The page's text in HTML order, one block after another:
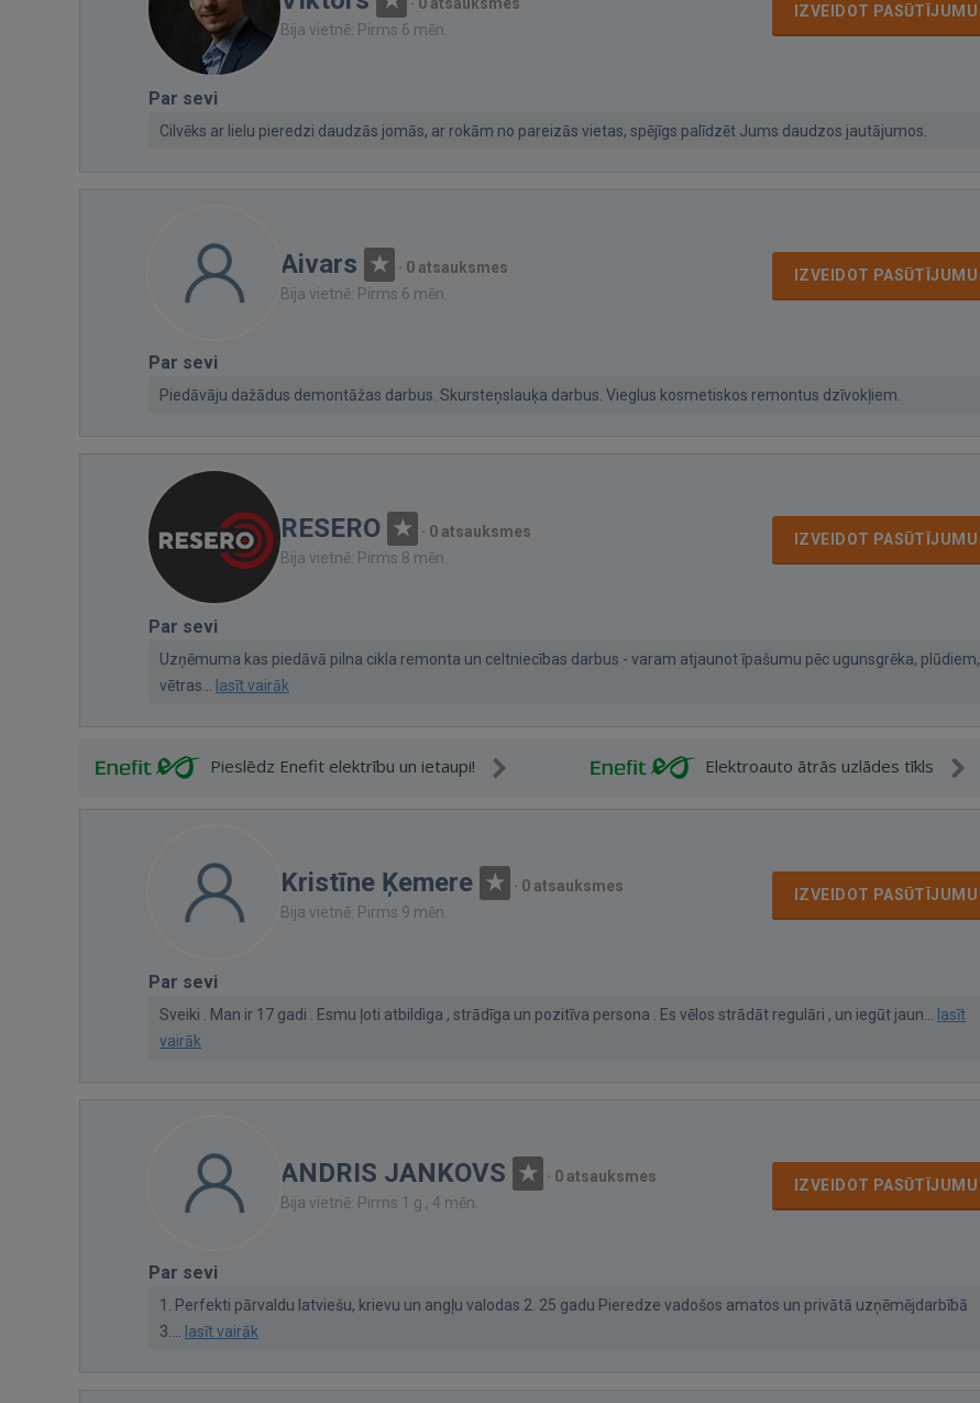
Bija vietnē: Pirms 6 mēn.
IZVEIDOT PASŪTĪJUMU
Par sevi
Cilvēks ar lielu pieredzi daudzās jomās, ar rokām no pareizās vietas, spējīgs palīdzēt Jums daudzos jautājumos.
Aivars · 0 atsauksmes
Bija vietnē: Pirms 6 mēn.
IZVEIDOT PASŪTĪJUMU
Par sevi
Piedāvāju dažādus demontāžas darbus. Skursteņslauķa darbus. Vieglus kosmetiskos remontus dzīvokļiem.
RESERO · 0 atsauksmes
Bija vietnē: Pirms 8 mēn.
IZVEIDOT PASŪTĪJUMU
Par sevi
Uzņēmuma kas piedāvā pilna cikla remonta un celtniecības darbus - varam atjaunot īpašumu pēc ugunsgrēka, plūdiem,
vētras...
lasīt vairāk
Pieslēdz Enefit elektrību un ietaupi! Elektroauto ātrās uzlādes tīkls
Kristīne Ķemere · 0 atsauksmes
Bija vietnē: Pirms 9 mēn.
IZVEIDOT PASŪTĪJUMU
Par sevi
Sveiki . Man ir 17 gadi . Esmu ļoti atbildìga , strādīga un pozitīva persona . Es vēlos strādāt regulāri , un iegūt jaun... lasīt
vairāk
ANDRIS JANKOVS · 0 atsauksmes
Bija vietnē: Pirms 1 g., 4 mēn.
IZVEIDOT PASŪTĪJUMU
Par sevi
1. Perfekti pārvaldu latviešu, krievu un angļu valodas 2. 25 gadu Pieredze vadošos amatos un privātā uzņēmējdarbībā
3.... lasīt vairāk